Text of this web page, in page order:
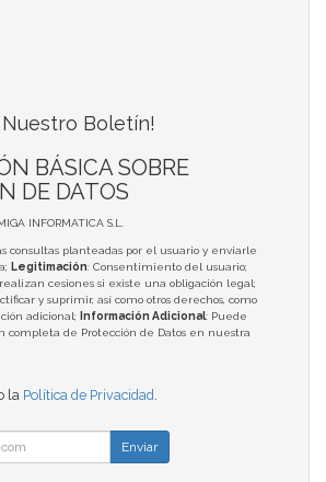
Nuestro Boletín!
BÁSICA SOBRE
DE DATOS
INFORMATICA S.L.
consultas planteadas por el usuario y enviarle
Legitimación: Consentimiento del usuario;
realizan cesiones si existe una obligación legal;
y suprimir, así como otros derechos, como
adicional;
Información Adicional: Puede
completa de Protección de Datos en nuestra
la Política de Privacidad
Enviar